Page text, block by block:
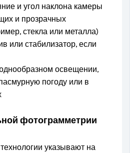
и угол наклона камеры
и прозрачных
стекла или металла)
или стабилизатор, если
освещении,
погоду или в
фотограмметрии
указывают на